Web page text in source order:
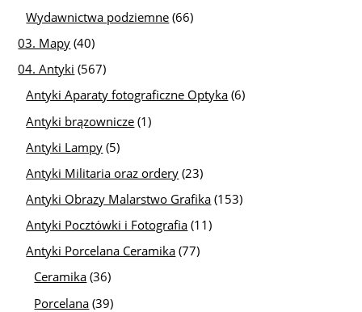
Wydawnictwa podziemne (66)
03. Mapy (40)
04. Antyki (567)
Antyki Aparaty fotograficzne Optyka (6)
Antyki brązownicze (1)
Antyki Lampy (5)
Antyki Militaria oraz ordery (23)
Antyki Obrazy Malarstwo Grafika (153)
Antyki Pocztówki i Fotografia (11)
Antyki Porcelana Ceramika (77)
Ceramika (36)
Porcelana (39)